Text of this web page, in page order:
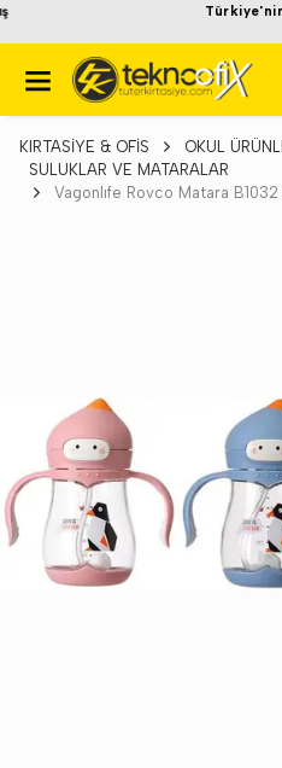
Türkiye'nin En Büyük
KIRTASİYE & OFİS
OKUL
SULUKLAR VE MATARALAR
Vagonlıfe Rovco Matara B1032